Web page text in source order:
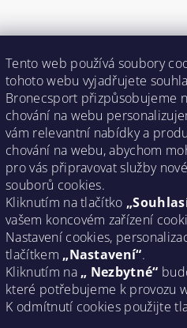
Tento web používá soubory
tohoto webu vyjadřujete
Bronecsport přizpůsobujeme
chování na webu
vám relevantní nabídky a
chování na webu, abychom
pro vás připravovat služby
souborů cookies.
Kliknutím na tlačítko
vašem koncovém zařízení
Nastavení cookies,
tlačítkem „Nastavení“.
Kliknutím na „ Nezbytné“
které potřebujeme k provozu
K odmítnutí cookies použijte